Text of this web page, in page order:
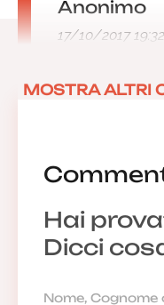
Hai
Dicci
Anonimo
17/10/2017
MOSTRA ALTRI